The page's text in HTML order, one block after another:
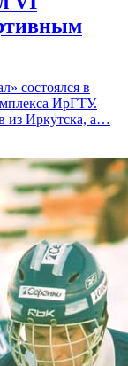
состоялся в
ИрГТУ.
из Иркутска, а…